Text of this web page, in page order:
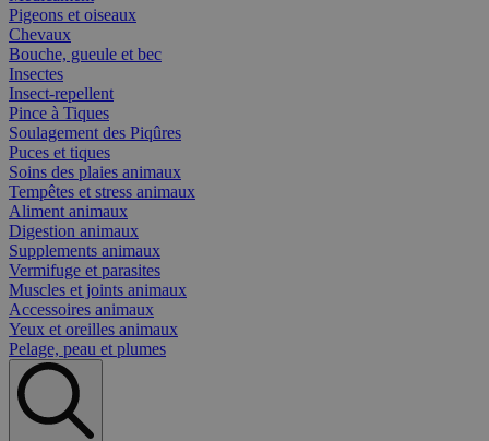
Pigeons et oiseaux
Chevaux
Bouche, gueule et bec
Insectes
Insect-repellent
Pince à Tiques
Soulagement des Piqûres
Puces et tiques
Soins des plaies animaux
Tempêtes et stress animaux
Aliment animaux
Digestion animaux
Supplements animaux
Vermifuge et parasites
Muscles et joints animaux
Accessoires animaux
Yeux et oreilles animaux
Pelage, peau et plumes